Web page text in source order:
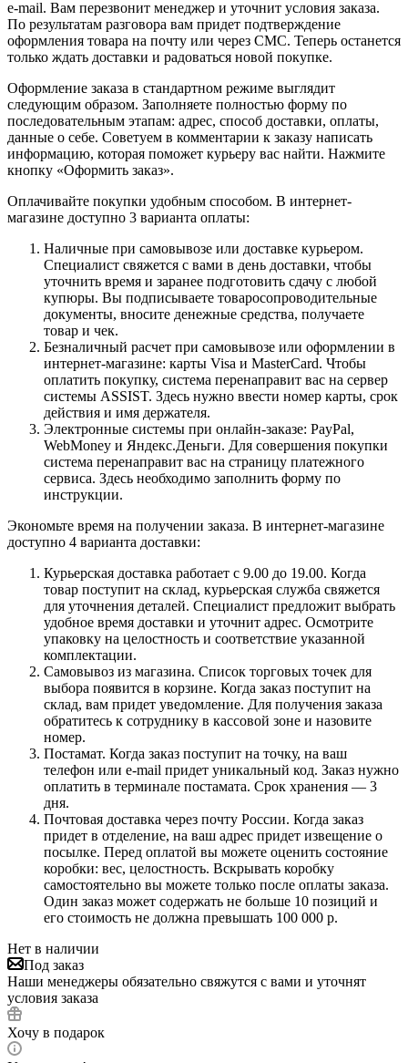
e-mail. Вам перезвонит менеджер и уточнит условия заказа.
По результатам разговора вам придет подтверждение
оформления товара на почту или через СМС. Теперь останется
только ждать доставки и радоваться новой покупке.
Оформление заказа в стандартном режиме выглядит
следующим образом. Заполняете полностью форму по
последовательным этапам: адрес, способ доставки, оплаты,
данные о себе. Советуем в комментарии к заказу написать
информацию, которая поможет курьеру вас найти. Нажмите
кнопку «Оформить заказ».
Оплачивайте покупки удобным способом. В интернет-
магазине доступно 3 варианта оплаты:
Наличные при самовывозе или доставке курьером.
Специалист свяжется с вами в день доставки, чтобы
уточнить время и заранее подготовить сдачу с любой
купюры. Вы подписываете товаросопроводительные
документы, вносите денежные средства, получаете
товар и чек.
Безналичный расчет при самовывозе или оформлении в
интернет-магазине: карты Visa и MasterCard. Чтобы
оплатить покупку, система перенаправит вас на сервер
системы ASSIST. Здесь нужно ввести номер карты, срок
действия и имя держателя.
Электронные системы при онлайн-заказе: PayPal,
WebMoney и Яндекс.Деньги. Для совершения покупки
система перенаправит вас на страницу платежного
сервиса. Здесь необходимо заполнить форму по
инструкции.
Экономьте время на получении заказа. В интернет-магазине
доступно 4 варианта доставки:
Курьерская доставка работает с 9.00 до 19.00. Когда
товар поступит на склад, курьерская служба свяжется
для уточнения деталей. Специалист предложит выбрать
удобное время доставки и уточнит адрес. Осмотрите
упаковку на целостность и соответствие указанной
комплектации.
Самовывоз из магазина. Список торговых точек для
выбора появится в корзине. Когда заказ поступит на
склад, вам придет уведомление. Для получения заказа
обратитесь к сотруднику в кассовой зоне и назовите
номер.
Постамат. Когда заказ поступит на точку, на ваш
телефон или e-mail придет уникальный код. Заказ нужно
оплатить в терминале постамата. Срок хранения — 3
дня.
Почтовая доставка через почту России. Когда заказ
придет в отделение, на ваш адрес придет извещение о
посылке. Перед оплатой вы можете оценить состояние
коробки: вес, целостность. Вскрывать коробку
самостоятельно вы можете только после оплаты заказа.
Один заказ может содержать не больше 10 позиций и
его стоимость не должна превышать 100 000 р.
Нет в наличии
Под заказ
Наши менеджеры обязательно свяжутся с вами и уточнят
условия заказа
Хочу в подарок